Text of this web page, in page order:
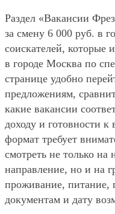
Раздел «Вакансии
за смену 6 000 руб. в
соискателей, которые
в городе Москва по
странице удобно
предложениям,
какие вакансии
доходу и готовности
формат требует
смотреть не только на
направление, но и на
проживание, питание,
документам и дату